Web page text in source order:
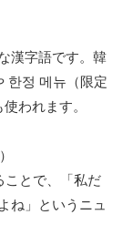
漢字語です。韓
한정 메뉴（限定
われます。
ことで、「私だ
ね」というニュ